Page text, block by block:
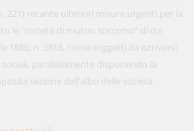
221) recante ulteriori misure urgenti per la
le "società di mutuo soccorso" di cui
1886, n. 3818, come soggetti da iscriversi
parallelamente disponendo la
sezione dell'albo delle società